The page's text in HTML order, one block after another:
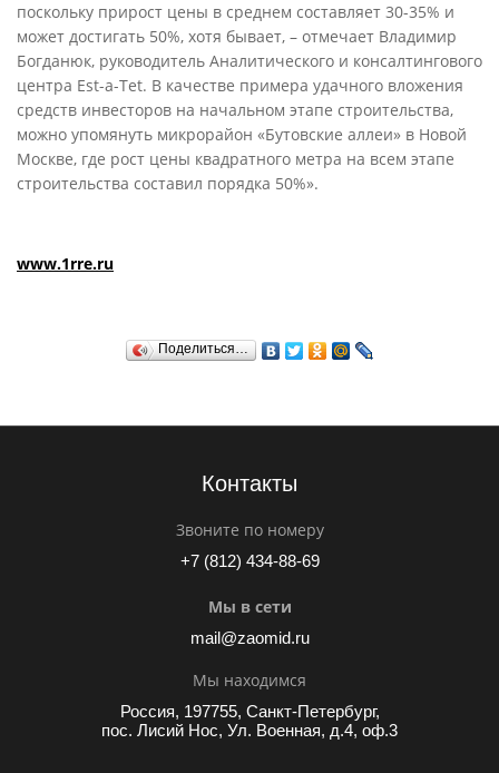
поскольку прирост цены в среднем составляет 30-35% и
может достигать 50%, хотя бывает, – отмечает Владимир
Богданюк, руководитель Аналитического и консалтингового
центра Est-a-Tet. В качестве примера удачного вложения
средств инвесторов на начальном этапе строительства,
можно упомянуть микрорайон «Бутовские аллеи» в Новой
Москве, где рост цены квадратного метра на всем этапе
строительства составил порядка 50%».
www.1rre.ru
Поделиться…
Контакты
Звоните по номеру
+7 (812) 434-88-69
Мы в сети
mail@zaomid.ru
Мы находимся
Россия, 197755, Санкт-Петербург,
пос. Лисий Нос, Ул. Военная, д.4, оф.3